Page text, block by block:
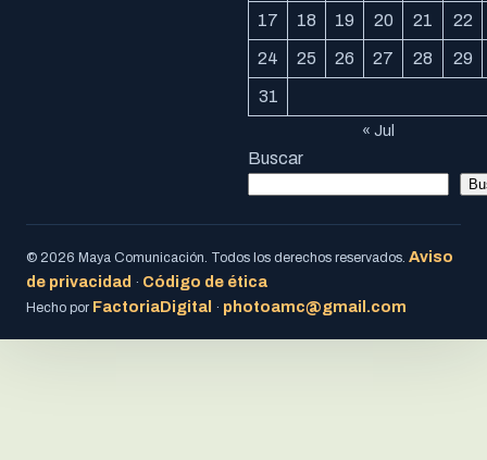
17 18 19 20 21 22
24 25 26 27 28 29
31
« Jul
Buscar
© 2026 Maya Comunicación. Todos los derechos reservados. Aviso
de privacidad · Código de ética
Hecho por FactoriaDigital · photoamc@gmail.com